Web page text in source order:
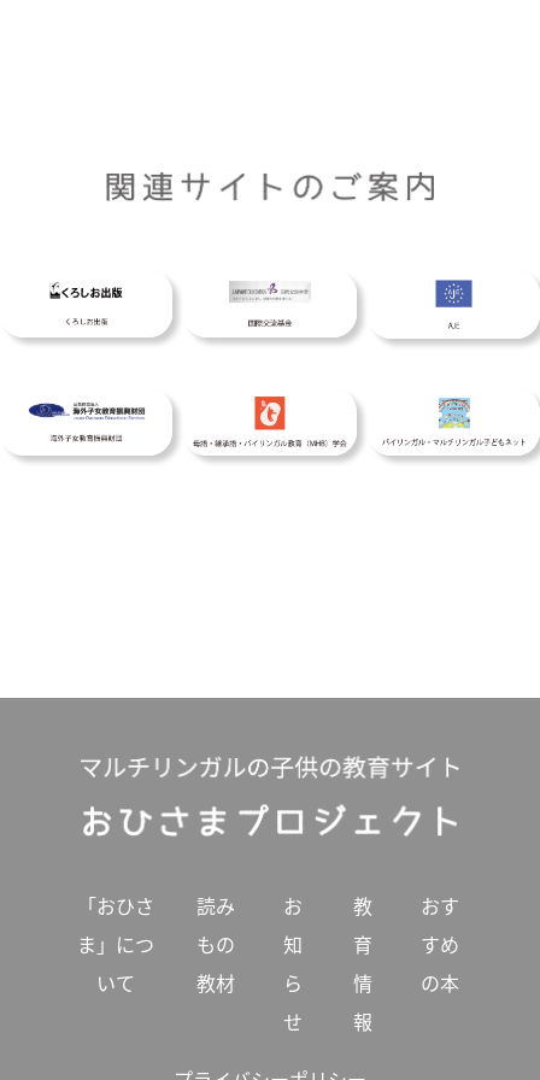
「おひさ
ま」につ
いて
読み
もの
教材
お
知
ら
せ
教
育
情
報
おす
すめ
の本